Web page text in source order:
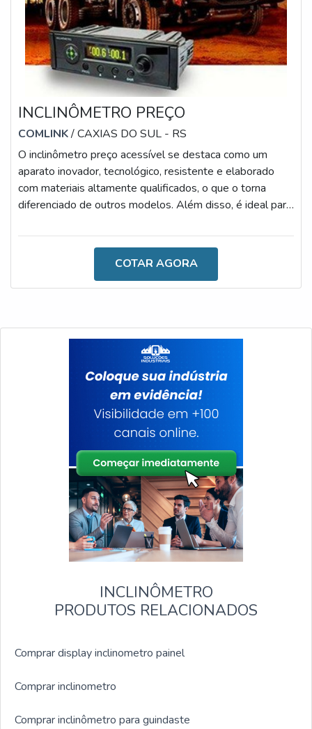
INCLINÔMETRO PREÇO
COMLINK/ CAXIAS DO SUL - RS
O inclinômetro preço acessível se destaca como um
aparato inovador, tecnológico, resistente e elaborado
com materiais altamente qualificados, o que o torna
diferenciado de outros modelos. Além disso, é ideal para
que proporciona maior segurança e versatilidade aos
DISPOSITIVODiante de tantas vantagens concedidas
pelo uso do dispositivo, o preço torna-se, de fato, o fator
COTAR AGORA
INCLINÔMETRO
PRODUTOS RELACIONADOS
Comprar display inclinometro painel
Comprar inclinometro
Comprar inclinômetro para guindaste